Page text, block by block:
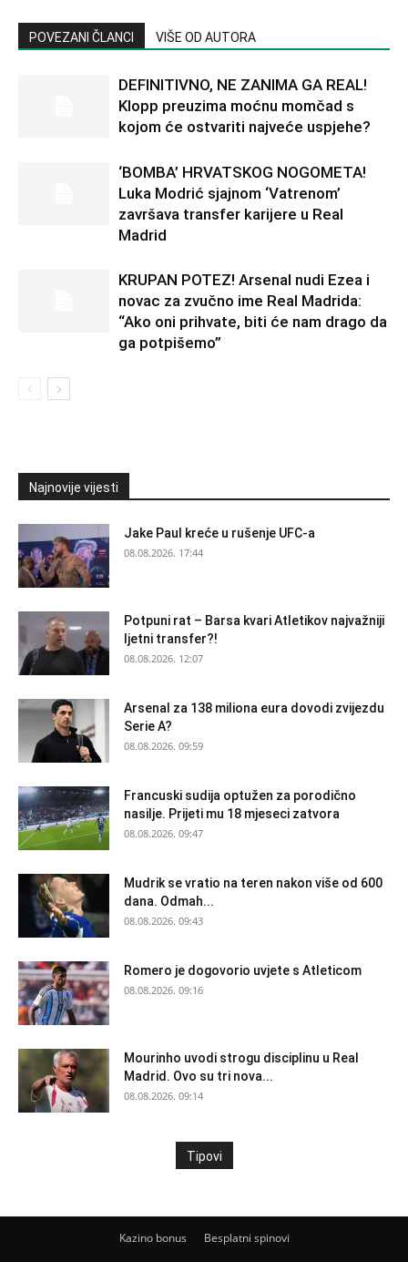
POVEZANI ČLANCI VIŠE OD AUTORA
DEFINITIVNO, NE ZANIMA GA REAL!
Klopp preuzima moćnu momčad s
kojom će ostvariti najveće uspjehe?
‘BOMBA’ HRVATSKOG NOGOMETA!
Luka Modrić sjajnom ‘Vatrenom’
završava transfer karijere u Real
Madrid
KRUPAN POTEZ! Arsenal nudi Ezea i
novac za zvučno ime Real Madrida:
“Ako oni prihvate, biti će nam drago da
ga potpišemo”
Najnovije vijesti
Jake Paul kreće u rušenje UFC-a
08.08.2026. 17:44
Potpuni rat – Barsa kvari Atletikov najvažniji
ljetni transfer?!
08.08.2026. 12:07
Arsenal za 138 miliona eura dovodi zvijezdu
Serie A?
08.08.2026. 09:59
Francuski sudija optužen za porodično
nasilje. Prijeti mu 18 mjeseci zatvora
08.08.2026. 09:47
Mudrik se vratio na teren nakon više od 600
dana. Odmah...
08.08.2026. 09:43
Romero je dogovorio uvjete s Atleticom
08.08.2026. 09:16
Mourinho uvodi strogu disciplinu u Real
Madrid. Ovo su tri nova...
08.08.2026. 09:14
Tipovi
Kazino bonus Besplatni spinovi